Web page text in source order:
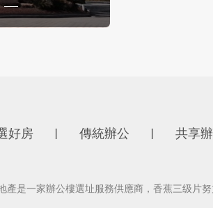
好房 傳統辦公 共享
是一家辦公樓選址服務供應商，香蕉三级片